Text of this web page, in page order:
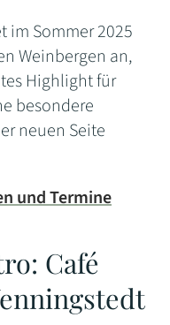
im Sommer 2025
Weinbergen an,
Highlight für
besondere
neuen Seite
und Termine
Café